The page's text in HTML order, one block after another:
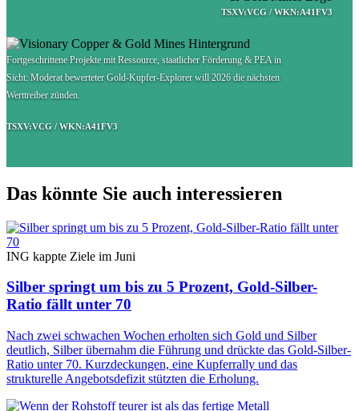
TSXV:VCG / WKN:A41FV3
Fortgeschrittene Projekte mit Ressource, staatlicher Förderung & PEA in
Sicht: Moderat bewerteter Gold-Kupfer-Explorer will 2026 die nächsten
Werttreiber zünden.
TSXV:VCG / WKN:A41FV3
Das könnte Sie auch interessieren
ING kappte Ziele im Juni
Silber springt um bis zu 5 Prozent, Gold-Silber-
Ratio fällt unter 70
Nach zwei schwachen Wochen erholten sich Gold und Silber
deutlich, Silber übernahm die Führung und drückte das Gold-Silber-
Ratio unter 70. Kurzdeckungen, eine Kupferrally und das
strukturelle Angebotsdefizit stützten die Erholung.